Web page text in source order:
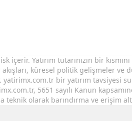
Yatırım tutarınızın bir
küresel politik gelişmeler
bir yatırım tavsiyesi
5651 sayılı Kanun
olarak barındırma ve erişim